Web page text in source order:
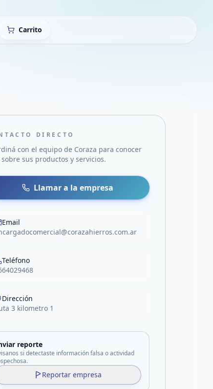
Carrito
DIRECTO
con el equipo de Coraza para conocer
sobre sus productos y servicios.
Llamar a la empresa
Email
Teléfono
Dirección
3 kilometro 1
reporte
si detectaste información falsa o actividad
Reportar empresa